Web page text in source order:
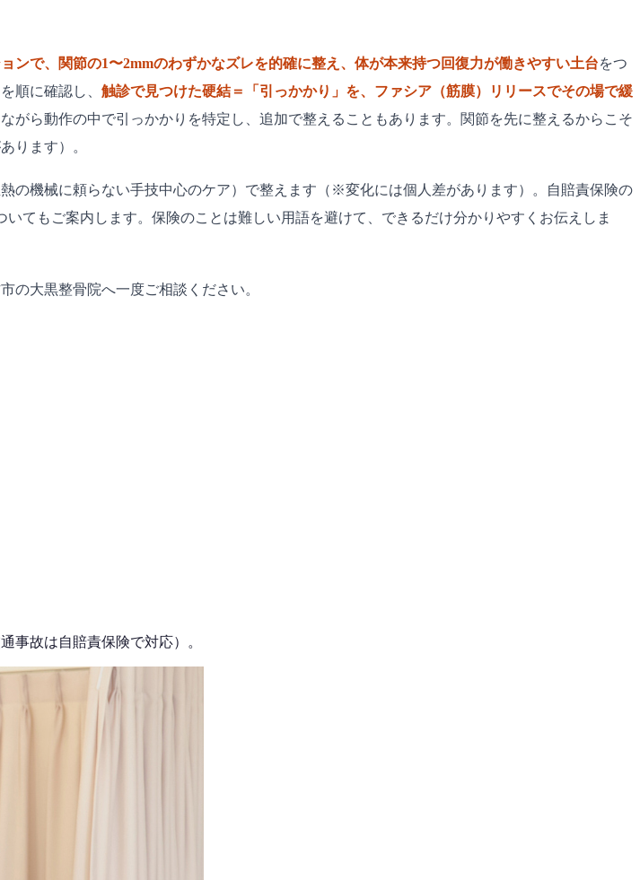
ンで、関節の1〜2mmのわずかなズレを的確に整え、体が本来持つ回復力が働きやすい土台をつ
順に確認し、 触診で見つけた硬結＝「引っかかり」を、ファシア（筋膜）リリースでその場で緩
がら動作の中で引っかかりを特定し、追加で整えることもあります。関節を先に整えるからこそ
ります）。
の機械に頼らない手技中心のケア）で整えます（※変化には個人差があります）。自賠責保険の
てもご案内します。保険のことは難しい用語を避けて、できるだけ分かりやすくお伝えしま
の大黒整骨院へ一度ご相談ください。
事故は自賠責保険で対応）。